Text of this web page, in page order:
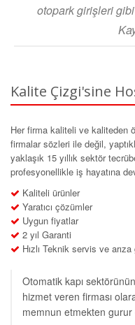
otopark girişleri
Kalite Çizgi'sine
Her firma kaliteli ve kaliteden
firmalar sözleri ile değil,
yaklaşık 15 yıllık sektör
profesyonellikle iş hayatına
Kaliteli ürünler
Yaratıcı çözümler
Uygun fiyatlar
2 yıl Garanti
Hızlı Teknik servis ve
Otomatik kapı
hizmet veren firması
memnun etmekten